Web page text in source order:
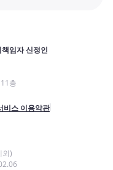
임자 신정인
층
비스 이용약관
외)